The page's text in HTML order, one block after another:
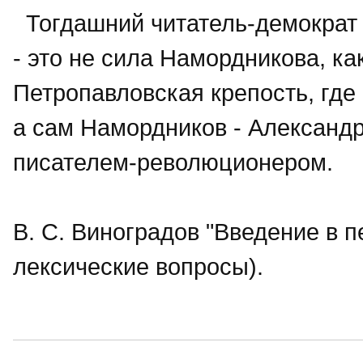
Тогдашний читатель-
- это не сила Намордникова,
Петропавловская крепость,
а сам Намордников -
писателем-революционером.
В. С. Виноградов "Введение в
лексические вопросы).